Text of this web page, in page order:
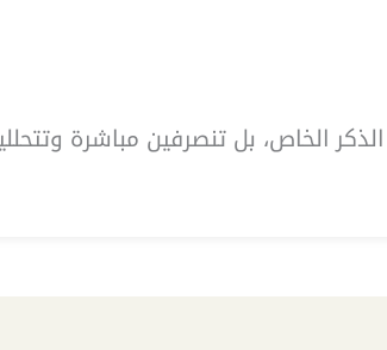
الخاص، بل تنصرفين مباشرة